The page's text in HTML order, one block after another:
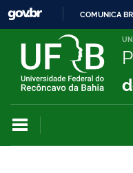
COMUNICA BR